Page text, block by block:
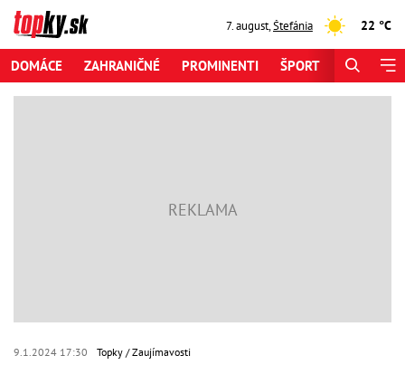
7. august,Štefánia 22 °C
DOMÁCE ZAHRANIČNÉ PROMINENTI ŠPORT
9.1.2024 17:30 Topky Zaujímavosti